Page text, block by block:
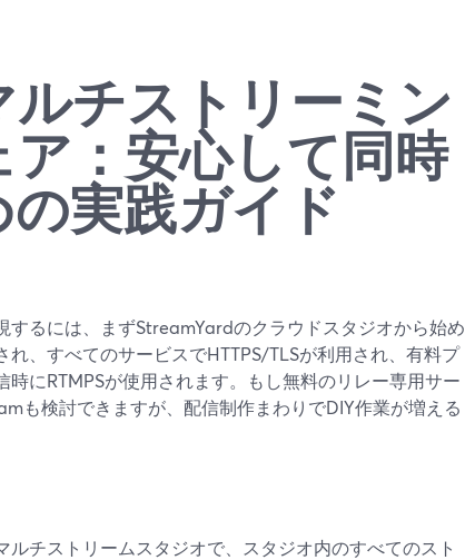
チストリーミン
：安心して同時
実践ガイド
するには、まずStreamYardのクラウドスタジオから始め
れ、すべてのサービスでHTTPS/TLSが利用され、有料プ
にRTMPSが使用されます。もし無料のリレー専用サー
も検討できますが、配信制作まわりでDIY作業が増える
チストリームスタジオで、スタジオ内のすべてのスト